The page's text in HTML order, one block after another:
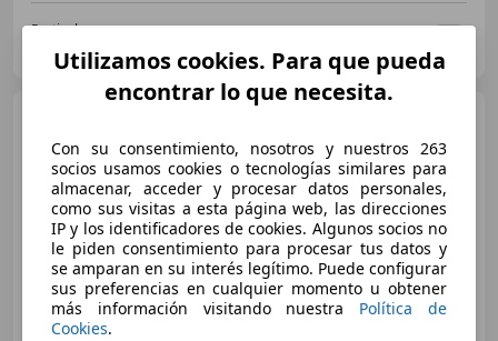
Particular
ES-26003 Logroño
@FNR.Custom
Utilizamos cookies. Para que pueda
encontrar lo que necesita.
Con su consentimiento, nosotros y nuestros 263
socios usamos cookies o tecnologías similares para
almacenar, acceder y procesar datos personales,
como sus visitas a esta página web, las direcciones
IP y los identificadores de cookies. Algunos socios no
le piden consentimiento para procesar tus datos y
se amparan en su interés legítimo. Puede configurar
sus preferencias en cualquier momento u obtener
más información visitando nuestra Política de
Cookies.